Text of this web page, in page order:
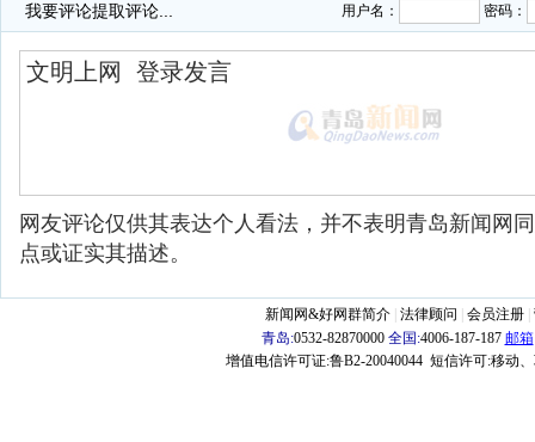
我要评论提取评论... 用户名： 密码：
网友评论仅供其表达个人看法，并不表明青岛新闻网
点或证实其描述。